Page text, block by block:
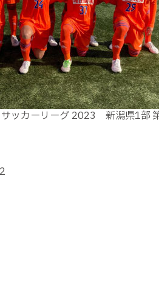
ッカーリーグ 2023 新潟県1部